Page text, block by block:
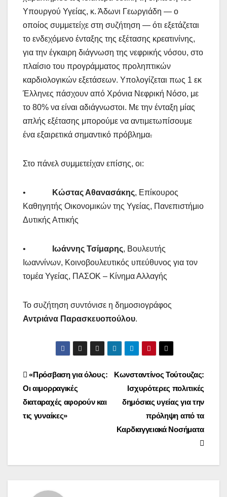
Υπουργού Υγείας, κ. Άδωνι Γεωργιάδη — ο
οποίος συμμετείχε στη συζήτηση — ότι εξετάζεται
το ενδεχόμενο ένταξης της εξέτασης κρεατινίνης,
για την έγκαιρη διάγνωση της νεφρικής νόσου, στο
πλαίσιο του προγράμματος προληπτικών
καρδιολογικών εξετάσεων. Υπολογίζεται πως 1 εκ
Έλληνες πάσχουν από Χρόνια Νεφρική Νόσο, με
το 80% να είναι αδιάγνωστοι. Με την ένταξη μίας
απλής εξέτασης μπορούμε να αντιμετωπίσουμε
ένα εξαιρετικά σημαντικό πρόβλημα.
Στο πάνελ συμμετείχαν επίσης, οι:
• Κώστας Αθανασάκης, Επίκουρος
Καθηγητής Οικονομικών της Υγείας, Πανεπιστήμιο
Δυτικής Αττικής
• Ιωάννης Τσίμαρης, Βουλευτής
Ιωαννίνων, Κοινοβουλευτικός υπεύθυνος για τον
τομέα Υγείας, ΠΑΣΟΚ – Κίνημα Αλλαγής
Το συζήτηση συντόνισε η δημοσιογράφος
Αντριάνα Παρασκευοπούλου.
Post
navigation
Κωνσταντίνος Τούτουζας:
Ισχυρότερες πολιτικές
δημόσιας υγείας για την
πρόληψη από τα
Καρδιαγγειακά Νοσήματα
«Πρόσβαση για όλους:
Οι αιμορραγικές
διαταραχές αφορούν και
τις γυναίκες»